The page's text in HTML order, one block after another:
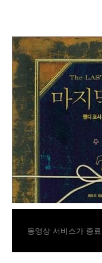
동영상 서비스가 종